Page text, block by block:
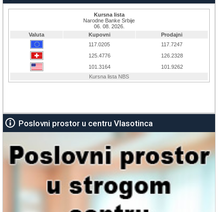
Poslovni prostor u centru Vlasotinca